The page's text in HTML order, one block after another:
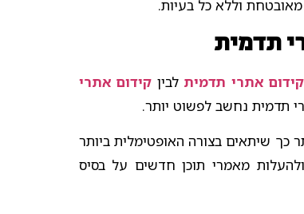
וללא כל בעיות.
תדמית
קידום אתרי תדמית לבין קידום אתרי
תדמית נחשב לפשוט יותר.
כך שיתאים בצורה האופטימלית ביותר
מאמרי תוכן חדשים על בסיס